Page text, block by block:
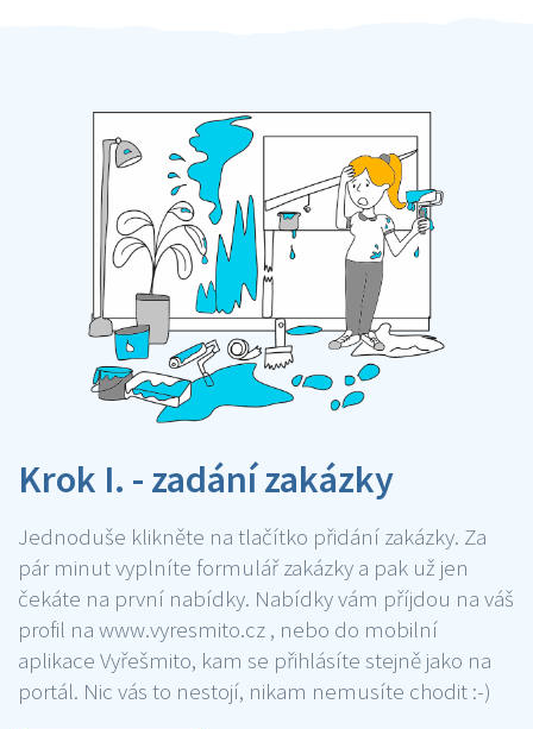
Krok I. - zadání zakázky
Jednoduše klikněte na tlačítko přidání zakázky. Za
pár minut vyplníte formulář zakázky a pak už jen
čekáte na první nabídky. Nabídky vám příjdou na váš
profil na www.vyresmito.cz , nebo do mobilní
aplikace Vyřešmito, kam se přihlásíte stejně jako na
portál. Nic vás to nestojí, nikam nemusíte chodit :-)